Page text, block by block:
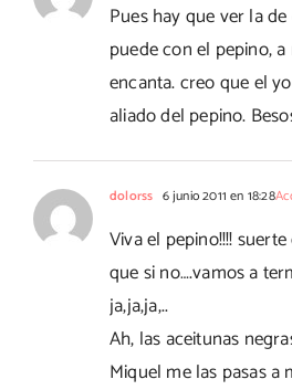
Pues hay que ver la
puede con el pepino,
encanta. creo que el
aliado del pepino.
dolorss 6 junio 2011 en 18:28
Viva el pepino!!!!
que si no….vamos a
ja,ja,ja,..
Ah, las aceitunas
Miquel me las pasas a